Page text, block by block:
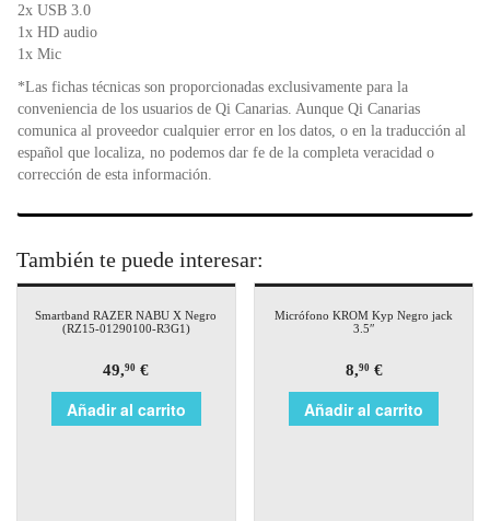
2x USB 3.0
1x HD audio
1x Mic
*Las fichas técnicas son proporcionadas exclusivamente para la
conveniencia de los usuarios de Qi Canarias. Aunque Qi Canarias
comunica al proveedor cualquier error en los datos, o en la traducción al
español que localiza, no podemos dar fe de la completa veracidad o
corrección de esta información.
También te puede interesar:
Smartband RAZER NABU X Negro
(RZ15-01290100-R3G1)
49,90 €
Añadir al carrito
Micrófono KROM Kyp Negro jack
3.5″
8,90€
Añadir al carrito